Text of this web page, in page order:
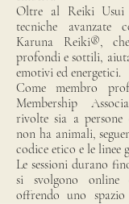
Oltre al Reiki Usui
tecniche
Karuna Reiki®,
profondi e sottili,
emotivi ed energetici.
Come membro
Membership
rivolte sia a
non ha animali,
codice etico e le linee
Le sessioni durano
si svolgono online
offrendo uno